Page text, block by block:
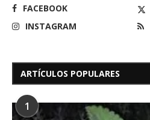
FACEBOOK
INSTAGRAM
ARTÍCULOS POPULARES
1